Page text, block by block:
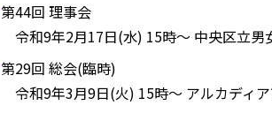
第44回 理事会
令和9年2月17日(水) 15時～ 中央区立男
第29回 総会(臨時)
令和9年3月9日(火) 15時～ アルカディ